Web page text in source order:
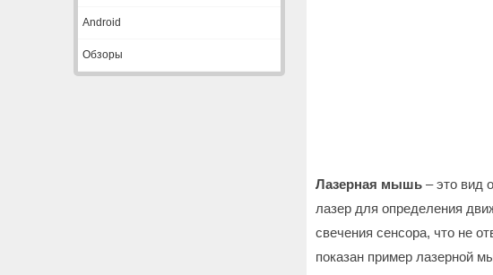
Android
Обзоры
Лазерная мышь– это вид
лазер для определения
свечения сенсора, что не
показан пример лазерной